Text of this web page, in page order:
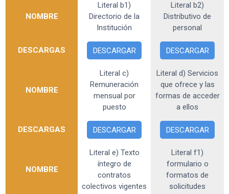
NOMBRE
Literal b1)
Directorio de la
Institución
Literal b2)
Distributivo de
personal
DESCARGAS DESCARGAR DESCARGAR
NOMBRE
Literal c)
Remuneración
mensual por
puesto
Literal d) Servicios
que ofrece y las
formas de acceder
a ellos
DESCARGAS DESCARGAR DESCARGAR
NOMBRE
Literal e) Texto
íntegro de
contratos
colectivos vigentes
Literal f1)
formulario o
formatos de
solicitudes